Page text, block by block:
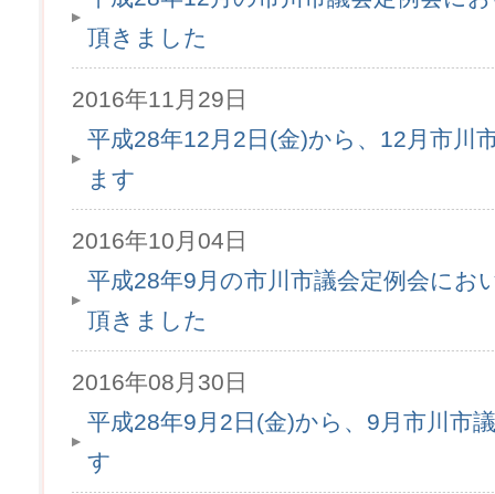
頂きました
2016年11月29日
平成28年12月2日(金)から、12月市川
ます
2016年10月04日
平成28年9月の市川市議会定例会にお
頂きました
2016年08月30日
平成28年9月2日(金)から、9月市川市
す